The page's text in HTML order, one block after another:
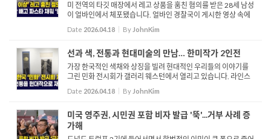
미 전역의 타깃 매장에서 레고 상품을 훔친 혐의를 받은 28세 남성
이 얼바인에서 체포됐습니다. 얼바인 경찰국이 게시한 영상 속에
서 해당 남성은 타깃 매장에 들어가 레고 코너를 둘러보는 모습이
포착됐고, 이후 대형 박스 세트 두 개를 집어 들고 결국 매장...
Date 2026.04.18 By JohnKim
선과 색, 전통과 현대미술의 만남… 한미작가 2인전
가장 한국적인 색채와 상징을 빌려 현대적인 우리들의 이야기를
그린 민화 전시회가 갤러리 웨스턴에서 열리고 있습니다. 라인스
앤드 컬러스, 트레디션 앤드 민화 라는 주제로 열린 이번 전시회는
자칫하면 어려울 수도 있는 민화를 누구나 쉽게 접근할 수 있...
Date 2026.04.18 By JohnKim
미국 영주권, 시민권 포함 비자 발급 '뚝'...거부 사례 증
가해